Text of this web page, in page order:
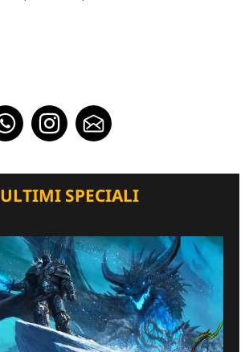
ULTIMI SPECIALI